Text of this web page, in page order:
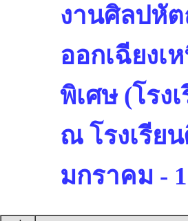
งานศิลปหั
ออกเฉียงเ
พิเศษ (โรง
ณ โรงเรีย
มกราคม -